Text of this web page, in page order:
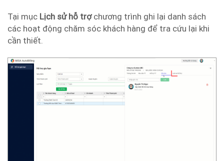
Tại mục Lịch sử hỗ trợchương trình ghi lại danh sách
các hoạt động chăm sóc khách hàng để tra cứu lại khi
cần thiết.